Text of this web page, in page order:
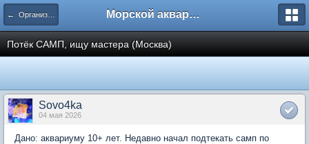
← Организация морских систем Морской аквариум. Форумы ReefCentral.ru
Потёк САМП, ищу мастера (Москва)
Sovo4ka
04 мая 2026
Дано: аквариуму 10+ лет. Недавно начал подтекать самп по